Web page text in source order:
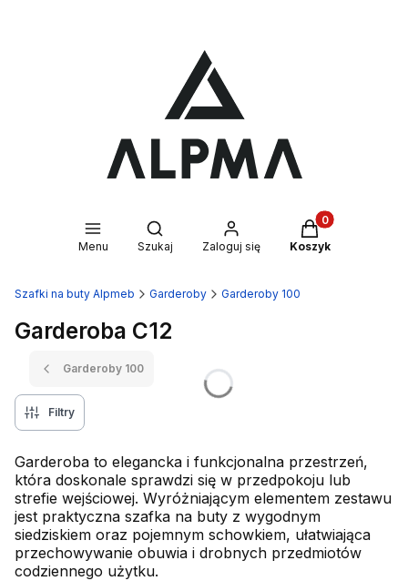
Menu
Otwórz wyszukiwarkę
Szukaj Zaloguj się
Produkty w
Koszyk
Szafki na buty Alpmeb Garderoby Garderoby 100
Garderoba C12
Garderoby 100
Filtry
Garderoba to elegancka i funkcjonalna przestrzeń,
która doskonale sprawdzi się w przedpokoju lub
strefie wejściowej. Wyróżniającym elementem zestawu
jest praktyczna szafka na buty z wygodnym
siedziskiem oraz pojemnym schowkiem, ułatwiająca
przechowywanie obuwia i drobnych przedmiotów
codziennego użytku.